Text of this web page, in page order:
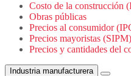
Costo de la construcción
Obras públicas
Precios al consumidor
Precios mayoristas (SIPM)
Precios y cantidades del
Industria manufacturera